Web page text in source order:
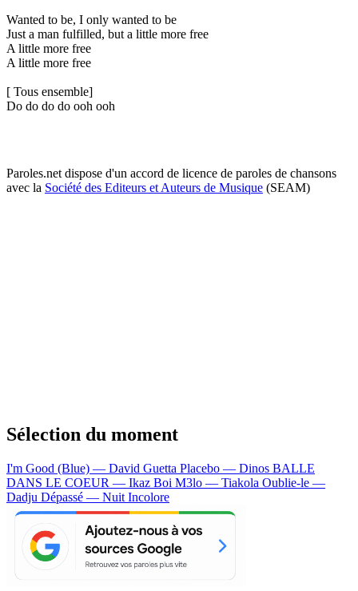
Wanted to be, I only wanted to be
Just a man fulfilled, but a little more free
A little more free
A little more free
[ Tous ensemble]
Do do do do ooh ooh
Paroles.net dispose d'un accord de licence de paroles de chansons
avec la Société des Editeurs et Auteurs de Musique (SEAM)
Sélection du moment
I'm Good (Blue) — David Guetta Placebo — Dinos BALLE
DANS LE COEUR — Ikaz Boi M3lo — Tiakola Oublie-le —
Dadju Dépassé — Nuit Incolore